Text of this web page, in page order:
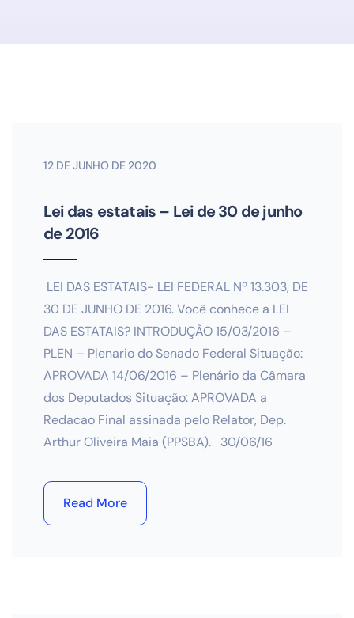
12 DE JUNHO DE 2020
Lei das estatais – Lei de 30 de junho
de 2016
LEI DAS ESTATAIS- LEI FEDERAL Nº 13.303, DE
30 DE JUNHO DE 2016. Você conhece a LEI
DAS ESTATAIS? INTRODUÇÃO 15/03/2016 –
PLEN – Plenario do Senado Federal Situação:
APROVADA 14/06/2016 – Plenário da Câmara
dos Deputados Situação: APROVADA a
Redacao Final assinada pelo Relator, Dep.
Arthur Oliveira Maia (PPSBA). 30/06/16
Read More